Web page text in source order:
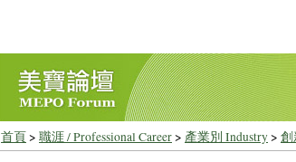
首頁> 職涯 / Professional Career> 產業別 Industry> 創